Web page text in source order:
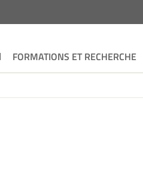
FORMATIONS ET RECHERCHE